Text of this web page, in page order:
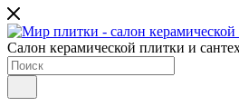
Салон керамической плитки и